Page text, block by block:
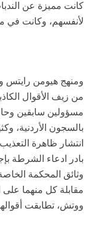
كانت مميزة عن
لأنفسهم، وكانت في
ومنهج هيومن رايتس
من زيف الأقوال
مسؤولين سابقين
بالسجون الأردنية،
انتشار ظاهرة
بادر ادعاء الشرطة
وثائق المحكمة
مقابلة كل منهما على
ووتش، تطابقت